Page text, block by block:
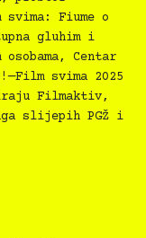
svima: Fiume o
gluhim i
Centar
svima 2025
Filmaktiv,
slijepih PGŽ i